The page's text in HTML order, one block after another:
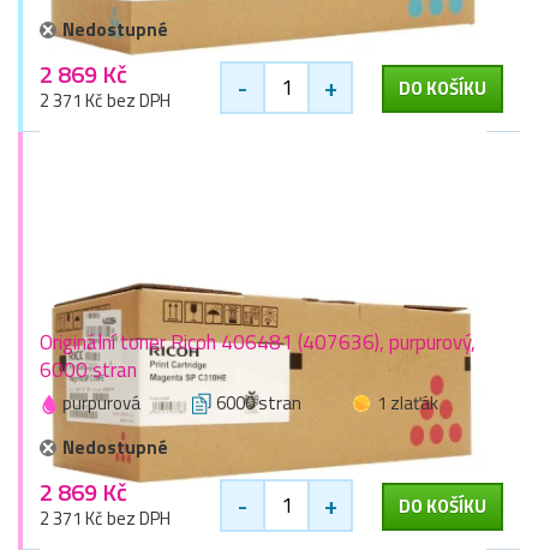
Nedostupné
2 869 Kč
2 371 Kč bez DPH - + DO KOŠÍKU
Originální toner Ricoh 406481 (407636), purpurový,
6000 stran
purpurová 6000 stran
1 zlaťák
Nedostupné
2 869 Kč
2 371 Kč bez DPH - + DO KOŠÍKU